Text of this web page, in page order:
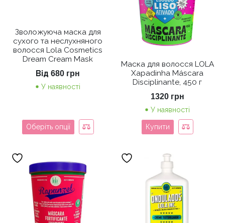
Зволожуюча маска для
сухого та неслухняного
волосся Lola Cosmetics
Dream Cream Mask
Від 680 грн
У наявності
Оберіть опції
Маска для волосся LOLA
Xapadinha Máscara
Disciplinante, 450 г
1320 грн
У наявності
Купити